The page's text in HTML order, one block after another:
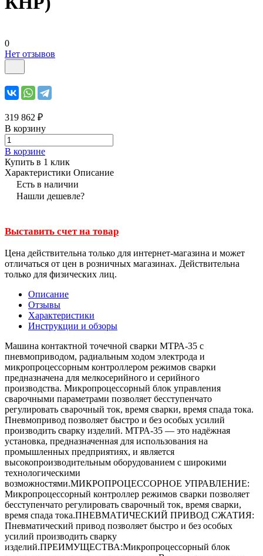
0
Нет отзывов
319 862 ₽
В корзину
В корзине
Купить в 1 клик
Характеристики Описание
Есть в наличии
Нашли дешевле?
Выставить счет на товар
Цена действительна только для интернет-магазина и может
отличаться от цен в розничных магазинах. Действительна
только для физических лиц.
Описание
Отзывы
Характеристики
Инструкции и обзоры
Машина контактной точечной сварки МТРА-35 с
пневмоприводом, радиальным ходом электрода и
микропроцессорным контроллером режимов сварки
предназначена для мелкосерийного и серийного
производства. Микропроцессорный блок управления
сварочными параметрами позволяет бесступенчато
регулировать сварочный ток, время сварки, время спада тока.
Пневмопривод позволяет быстро и без особых усилий
производить сварку изделий. МТРА-35 — это надёжная
установка, предназначенная для использования на
промышленных предприятиях, и является
высокопроизводительным оборудованием с широкими
технологическими
возможностями.МИКРОПРОЦЕССОРНОЕ УПРАВЛЕНИЕ:
Микропроцессорный контроллер режимов сварки позволяет
бесступенчато регулировать сварочный ток, время сварки,
время спада тока.ПНЕВМАТИЧЕСКИЙ ПРИВОД СЖАТИЯ:
Пневматический привод позволяет быстро и без особых
усилий производить сварку
изделий.ПРЕИМУЩЕСТВА:Микропроцессорный блок